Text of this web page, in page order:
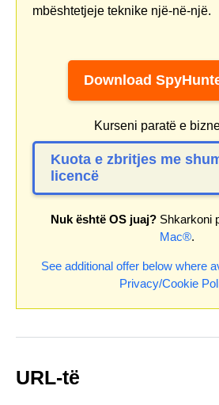
mbështetjeje teknike një-në-një.
Download
Kurseni paratë e
Kuota e zbritjes me
licencë
Nuk është OS juaj? Shkarkoni
Mac®.
See additional offer below where
Privacy/Cookie
URL-të